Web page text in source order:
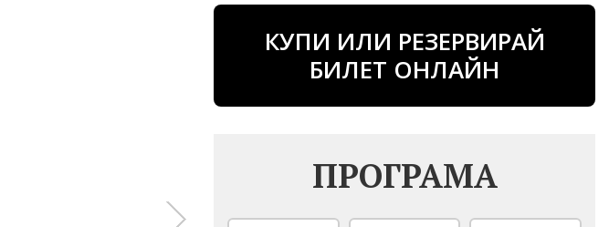
›
КУПИ ИЛИ РЕЗЕРВИРАЙ
БИЛЕТ ОНЛАЙН
ПРОГРАМА